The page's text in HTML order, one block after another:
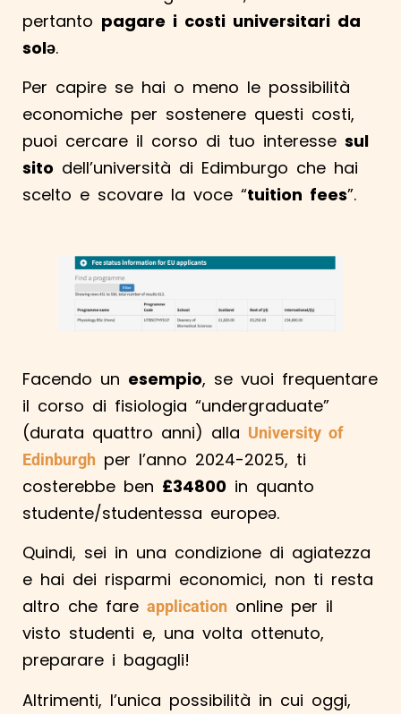
pertanto pagare i costi universitari da
solə.
Per capire se hai o meno le possibilità
economiche per sostenere questi costi,
puoi cercare il corso di tuo interesse sul
sito dell’università di Edimburgo che hai
scelto e scovare la voce “tuition fees”.
Facendo un esempio, se vuoi frequentare
il corso di fisiologia “undergraduate”
(durata quattro anni) alla University of
Edinburgh per l’anno 2024-2025, ti
costerebbe ben £34800 in quanto
studente/studentessa europeə.
Quindi, sei in una condizione di agiatezza
e hai dei risparmi economici, non ti resta
altro che fare application online per il
visto studenti e, una volta ottenuto,
preparare i bagagli!
Altrimenti, l’unica possibilità in cui oggi,